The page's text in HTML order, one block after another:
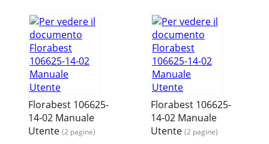
Florabest 106625-
14-02 Manuale
Utente (2 pagine)
Florabest 106625-
14-02 Manuale
Utente (2 pagine)